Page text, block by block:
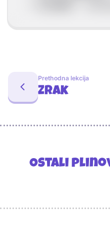
Prethodna lekcija
Zrak
Ostali